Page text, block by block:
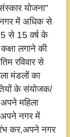
योजना"
नगर में अधिक से
से 15 वर्ष के
लगाने की
रविवार से
मंडलों का
के संयोजक/
महिला
नगर में
कर,अपने नगर